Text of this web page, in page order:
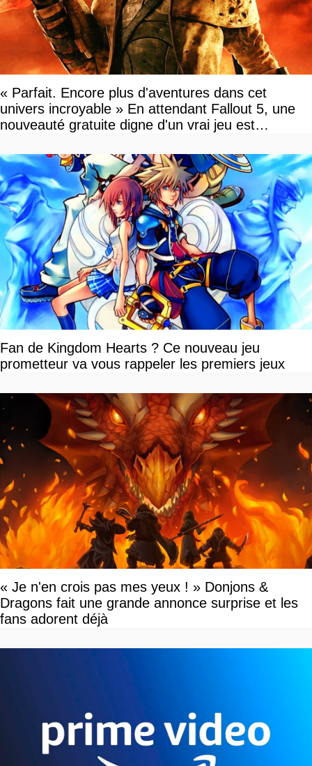
« Parfait. Encore plus d'aventures dans cet
univers incroyable » En attendant Fallout 5, une
nouveauté gratuite digne d'un vrai jeu est
Fan de Kingdom Hearts ? Ce nouveau jeu
prometteur va vous rappeler les premiers jeux
« Je n'en crois pas mes yeux ! » Donjons &
Dragons fait une grande annonce surprise et les
fans adorent déjà